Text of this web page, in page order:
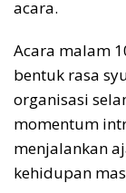
acara.
Acara malam
bentuk rasa
organisasi
momentum
menjalankan
kehidupan